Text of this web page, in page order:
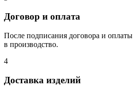
Договор и оплата
После подписания договора и оплаты
в производство.
4
Доставка изделий